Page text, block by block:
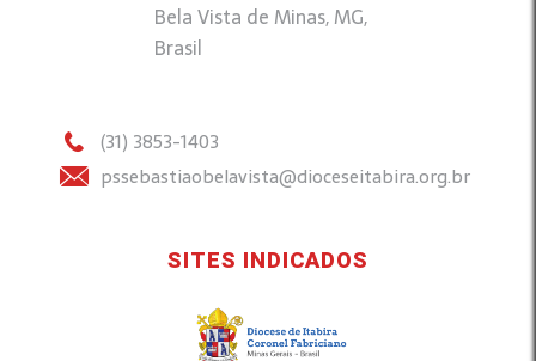
Bela Vista de Minas, MG,
Brasil
(31) 3853-1403
pssebastiaobelavista@dioceseitabira.org.br
SITES INDICADOS